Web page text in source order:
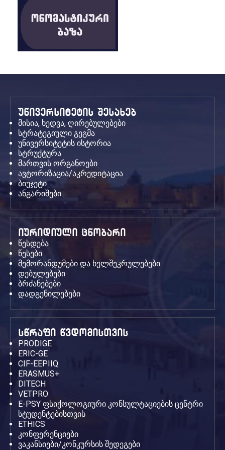
უნივერსიტეტის შესახებ
მისია, ხედვა, ღირებულებები
სტრატეგიული გეგმა
უნივერსიტეტის ისტორია
სტრუქტურა
მართვის ორგანოები
ავტორიზაცია/აკრედიტაცია
ბიუჯეტი
ანგარიშები
იურიდიული ცნობარი
წესდება
წესები
მემორანდუმები და ხელშეკრულებები
დებულებები
ბრძანებები
დადგენილებები
სწრაფი წვდომისთვის
PRODIGE
ERIC-GE
CIF-EEPIIQ
ERASMUS+
DITECH
VETPRO
E-PSY ფსიქოლოგიური კონსულტაციების ცენტრი
სტუდენტებისთვის
ETHICS
კონფერენციები
ვაკანსიები/კონკურსის შედეგები